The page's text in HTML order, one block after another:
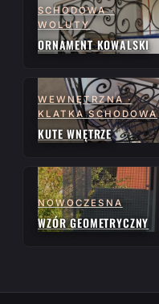
SCHODOWA ·
WOLUTY
ORNAMENT KOWALSKI
WEWNĘTRZNA ·
KLATKA SCHODOWA
KUTE WNĘTRZE
NOWOCZESNA
WZÓR GEOMETRYCZNY